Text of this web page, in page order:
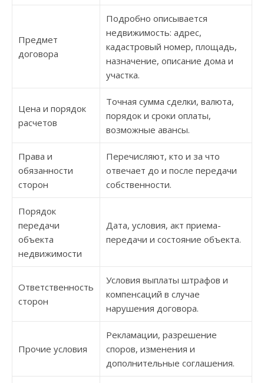
Предмет
договора
Подробно описывается
недвижимость: адрес,
кадастровый номер, площадь,
назначение, описание дома и
участка.
Цена и порядок
расчетов
Точная сумма сделки, валюта,
порядок и сроки оплаты,
возможные авансы.
Права и
обязанности
сторон
Перечисляют, кто и за что
отвечает до и после передачи
собственности.
Порядок
передачи
объекта
недвижимости
Дата, условия, акт приема-
передачи и состояние объекта.
Ответственность
сторон
Условия выплаты штрафов и
компенсаций в случае
нарушения договора.
Прочие условия
Рекламации, разрешение
споров, изменения и
дополнительные соглашения.